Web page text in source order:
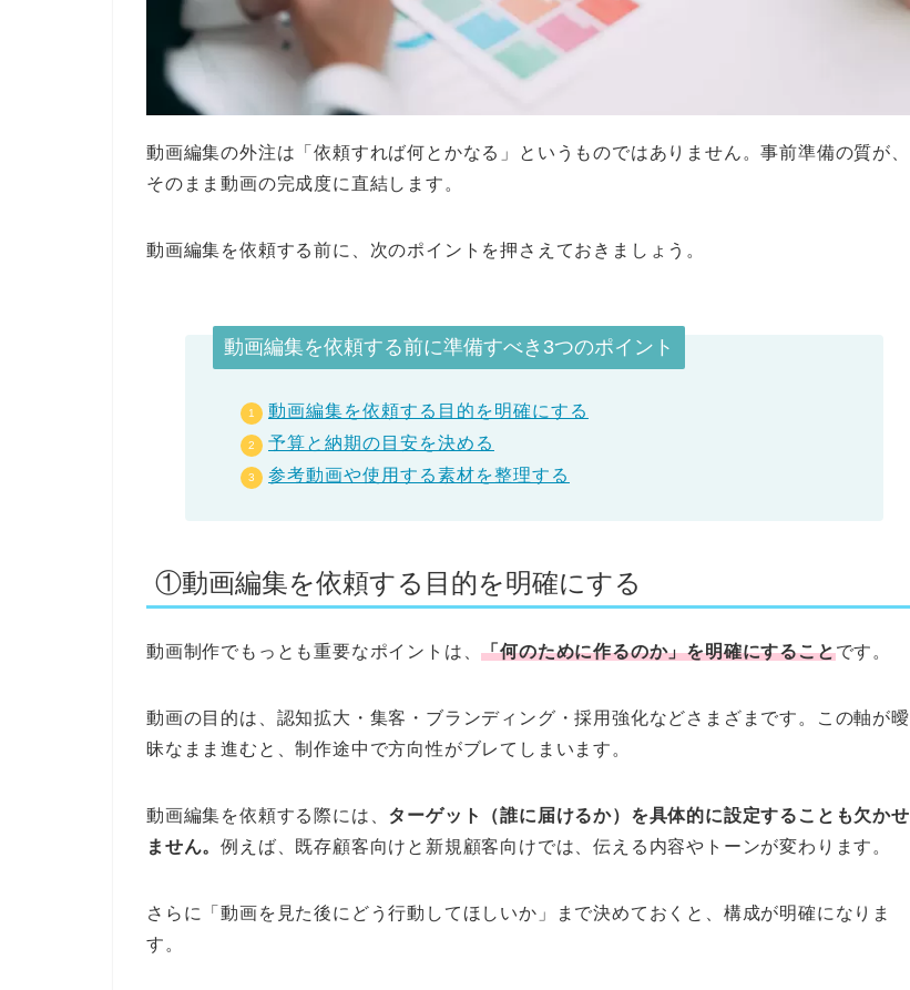
動画編集の外注は「依頼すれば何とかなる」というものではありません。事前準備の質が、
そのまま動画の完成度に直結します。
動画編集を依頼する前に、次のポイントを押さえておきましょう。
動画編集を依頼する前に準備すべき3つのポイント
動画編集を依頼する目的を明確にする
予算と納期の目安を決める
参考動画や使用する素材を整理する
①動画編集を依頼する目的を明確にする
動画制作でもっとも重要なポイントは、「何のために作るのか」を明確にすることです。
動画の目的は、認知拡大・集客・ブランディング・採用強化などさまざまです。この軸が曖
昧なまま進むと、制作途中で方向性がブレてしまいます。
動画編集を依頼する際には、 ターゲット（誰に届けるか）を具体的に設定することも欠かせ
ません。例えば、既存顧客向けと新規顧客向けでは、伝える内容やトーンが変わります。
さらに「動画を見た後にどう行動してほしいか」まで決めておくと、構成が明確になりま
す。